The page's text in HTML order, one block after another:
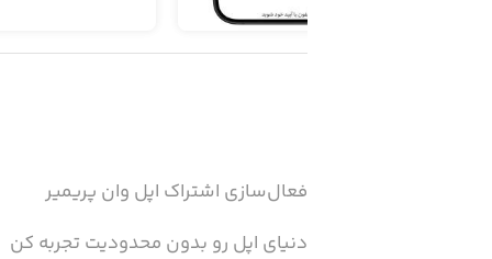
فعال‌سازی اشتراک اپل وان پریمیر
دنیای اپل رو بدون محدودیت تجربه کن